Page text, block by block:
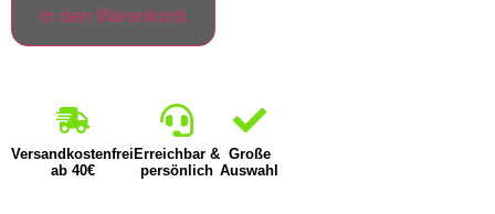
In den Warenkorb
Versandkostenfrei
ab 40€
Erreichbar &
persönlich
Große
Auswahl